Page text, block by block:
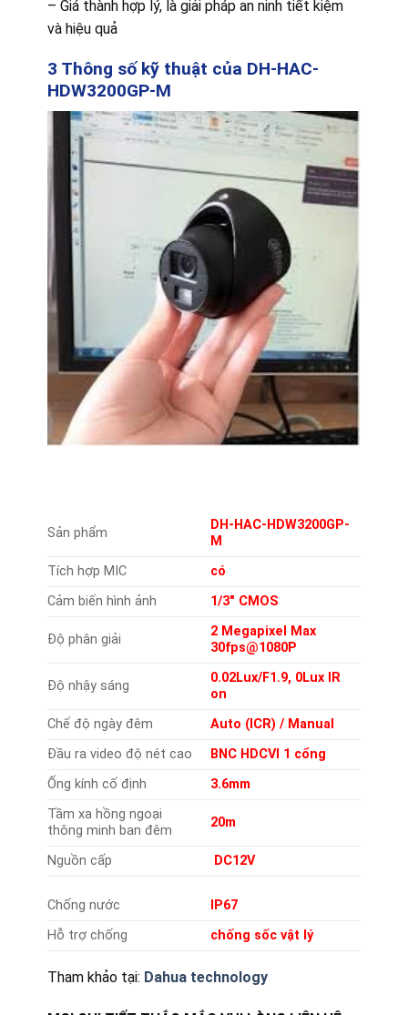
– Giá thành hợp lý, là giải pháp an ninh tiết kiệm
và hiệu quả
3 Thông số kỹ thuật của DH-HAC-
HDW3200GP-M
Sản phẩm
DH-HAC-HDW3200GP-
M
Tích hợp MIC
có
Cảm biến hình ảnh
1/3″ CMOS
Độ phân giải
2 Megapixel Max
30fps@1080P
Độ nhậy sáng
0.02Lux/F1.9, 0Lux IR
on
Chế độ ngày đêm
Auto (ICR) / Manual
Đầu ra video độ nét cao
BNC HDCVI 1 cổng
Ống kính cố định
3.6mm
Tầm xa hồng ngoại
thông minh ban đêm
20m
Nguồn cấp DC12V
Chống nước
IP67
Hỗ trợ chống
chống sốc vật lý
Tham khảo tại: Dahua technology